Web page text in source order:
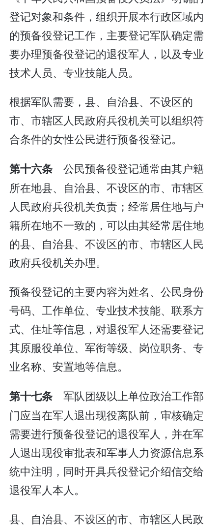
登记对象和条件，组织开展本行政区域内
的预备役登记工作，主要登记军队确定需
要办理预备役登记的退役军人，以及专业
技术人员、专业技能人员。
根据军队需要，县、自治县、不设区的
市、市辖区人民政府兵役机关可以组织符
合条件的女性公民进行预备役登记。
第十六条公民预备役登记通常由其户籍
所在地县、自治县、不设区的市、市辖区
人民政府兵役机关负责；经常居住地与户
籍所在地不一致的，可以由其经常居住地
的县、自治县、不设区的市、市辖区人民
政府兵役机关办理。
预备役登记的主要内容为姓名、公民身份
号码、工作单位、专业技术技能、联系方
式、住址等信息，对退役军人还需要登记
其原服役单位、军衔等级、岗位职务、专
业名称、安置地等信息。
第十七条军队团级以上单位政治工作部
门应当在军人退出现役离队前，审核确定
需要进行预备役登记的退役军人，并在军
人退出现役审批表和军事人力资源信息系
统中注明，同时开具兵役登记介绍信交给
退役军人本人。
县、自治县、不设区的市、市辖区人民政